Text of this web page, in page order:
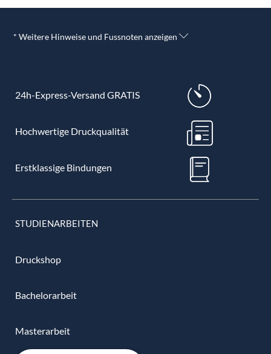
* Weitere Hinweise und Fussnoten anzeigen
24h-Express-Versand GRATIS
Hochwertige Druckqualität
Erstklassige Bindungen
STUDIENARBEITEN
Druckshop
Bachelorarbeit
Masterarbeit